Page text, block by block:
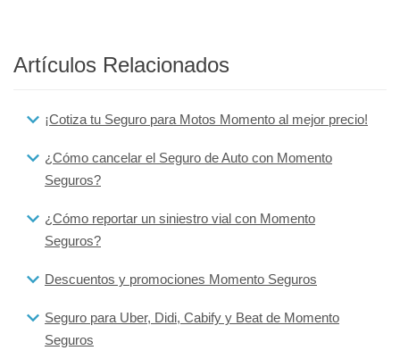
Artículos Relacionados
¡Cotiza tu Seguro para Motos Momento al mejor precio!
¿Cómo cancelar el Seguro de Auto con Momento
Seguros?
¿Cómo reportar un siniestro vial con Momento
Seguros?
Descuentos y promociones Momento Seguros
Seguro para Uber, Didi, Cabify y Beat de Momento
Seguros